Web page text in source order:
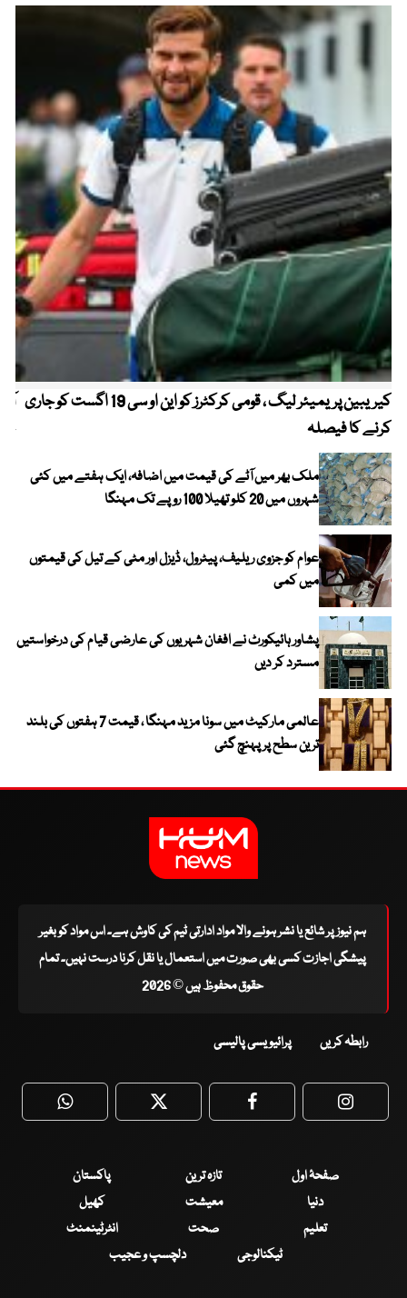
کیریبین پریمیئر لیگ ، قومی کرکٹرز کو این او سی 19 اگست کو جاری
کرنے کا فیصلہ
ملک بھر میں آٹے کی قیمت میں اضافہ، ایک ہفتے میں کئی
شہروں میں 20 کلو تھیلا 100 روپے تک مہنگا
عوام کو جزوی ریلیف، پیٹرول، ڈیزل اور مٹی کے تیل کی قیمتوں
میں کمی
پشاور ہائیکورٹ نے افغان شہریوں کی عارضی قیام کی درخواستیں
مسترد کر دیں
عالمی مارکیٹ میں سونا مزید مہنگا ، قیمت 7 ہفتوں کی بلند
ترین سطح پر پہنچ گئی
ہم نیوز پر شائع یا نشر ہونے والا مواد ادارتی ٹیم کی کاوش ہے۔ اس مواد کو بغیر
پیشگی اجازت کسی بھی صورت میں استعمال یا نقل کرنا درست نہیں۔ تمام
حقوق محفوظ ہیں © 2026
رابطہ کریں پرائیویسی پالیسی
WhatsApp Twitter Facebook
صفحۂ اول تازہ ترین
پاکستان
دنیا
معیشت
کھیل
تعلیم
صحت
انٹرٹینمنٹ
ٹیکنالوجی
دلچسپ و عجیب